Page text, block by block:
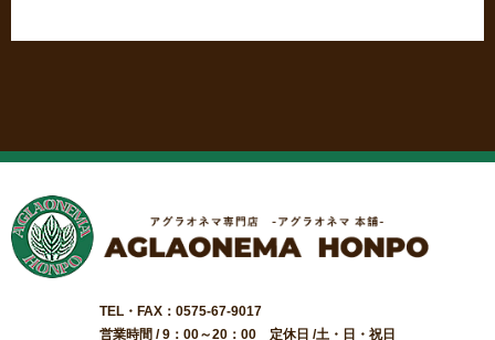
TEL・FAX：0575-67-9017
営業時間 / 9：00～20：00 定休日 /土・日・祝日